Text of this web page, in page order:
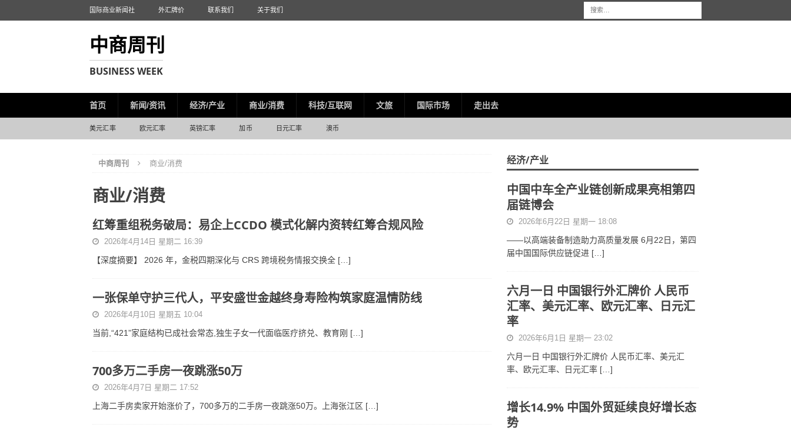
国际商业新闻社 外汇牌价 联系我们 关于我们
中商周刊
BUSINESS WEEK
首页 新闻/资讯 经济/产业 商业/消费 科技/互联网 文旅 国际市场 走出去
美元汇率 欧元汇率 英镑汇率 加币 日元汇率 澳币
中商周刊 商业/消费
商业/消费
红筹重组税务破局：易企上CCDO 模式化解内资转红筹合规风险
2026年4月14日 星期二 16:39
【深度摘要】 2026 年，金税四期深化与 CRS 跨境税务情报交换全 […]
一张保单守护三代人，平安盛世金越终身寿险构筑家庭温情防线
2026年4月10日 星期五 10:04
当前,“421”家庭结构已成社会常态,独生子女一代面临医疗挤兑、教育刚 […]
700多万二手房一夜跳涨50万
2026年4月7日 星期二 17:52
上海二手房卖家开始涨价了，700多万的二手房一夜跳涨50万。上海张江区 […]
经济/产业
中国中车全产业链创新成果亮相第四
届链博会
2026年6月22日 星期一 18:08
——以高端装备制造助力高质量发展 6月22日，第四
届中国国际供应链促进 […]
六月一日 中国银行外汇牌价 人民币
汇率、美元汇率、欧元汇率、日元汇
率
2026年6月1日 星期一 23:02
六月一日 中国银行外汇牌价 人民币汇率、美元汇
率、欧元汇率、日元汇率 […]
增长14.9% 中国外贸延续良好增长态
势